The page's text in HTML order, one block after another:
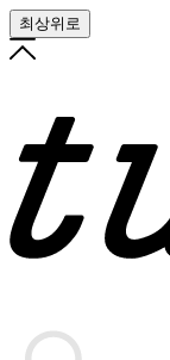
최상위로